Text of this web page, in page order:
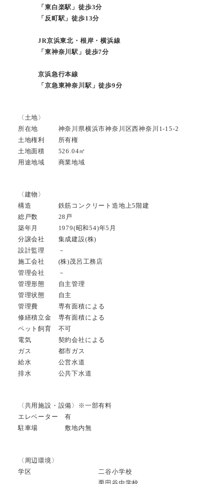
「東白楽駅」徒歩3分
「反町駅」徒歩13分
JR京浜東北・根岸・横浜線
「東神奈川駅」徒歩7分
京浜急行本線
「京急東神奈川駅」徒歩9分
〈土地〉
所在地 神奈川県横浜市神奈川区西神奈川1-15-2
土地権利 所有権
土地面積 526.04㎡
用途地域 商業地域
〈建物〉
構造 鉄筋コンクリート造地上5階建
総戸数 28戸
築年月 1979(昭和54)年5月
分譲会社 集成建設(株)
設計監理 －
施工会社 (株)茂呂工務店
管理会社 －
管理形態 自主管理
管理状態 自主
管理費 専有面積による
修繕積立金 専有面積による
ペット飼育 不可
電気 契約会社による
ガス 都市ガス
給水 公営水道
排水 公共下水道
〈共用施設・設備〉※一部有料
エレベーター 有
駐車場 敷地内無
〈周辺環境〉
学区 二谷小学校